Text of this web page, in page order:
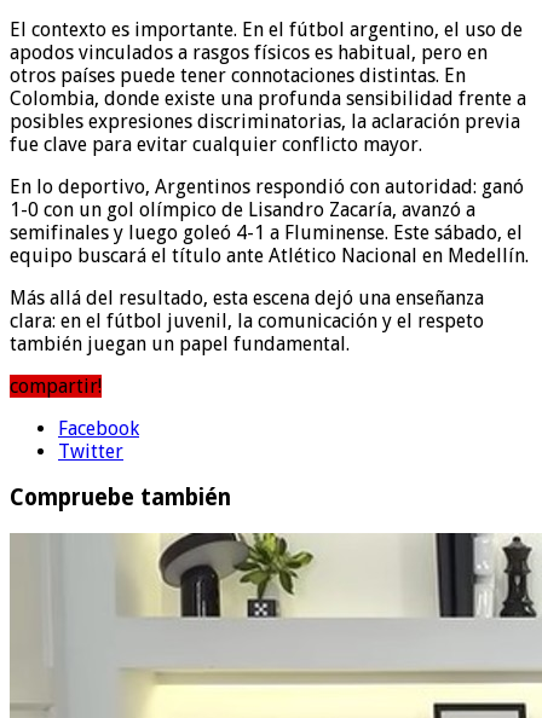
El contexto es importante. En el fútbol argentino, el uso de
apodos vinculados a rasgos físicos es habitual, pero en
otros países puede tener connotaciones distintas. En
Colombia, donde existe una profunda sensibilidad frente a
posibles expresiones discriminatorias, la aclaración previa
fue clave para evitar cualquier conflicto mayor.
En lo deportivo, Argentinos respondió con autoridad: ganó
1-0 con un gol olímpico de Lisandro Zacaría, avanzó a
semifinales y luego goleó 4-1 a Fluminense. Este sábado, el
equipo buscará el título ante Atlético Nacional en Medellín.
Más allá del resultado, esta escena dejó una enseñanza
clara: en el fútbol juvenil, la comunicación y el respeto
también juegan un papel fundamental.
compartir!
Facebook
Twitter
Compruebe también